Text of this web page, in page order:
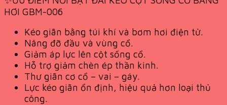
HƠI GBM-006
Kéo giãn bằng túi khí và bơm hơi điện tử.
Nâng đỡ đầu và vùng cổ.
Giảm áp lực lên cột sống cổ.
Hỗ trợ giảm chèn ép thần kinh.
Thư giãn cơ cổ – vai – gáy.
Lực kéo giãn ổn định, hiệu quả hơn loại thủ
công.